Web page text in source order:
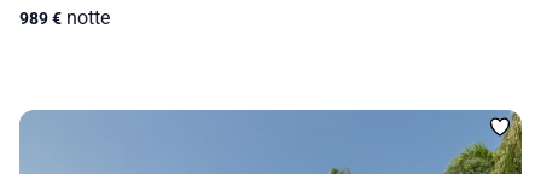
989€ notte